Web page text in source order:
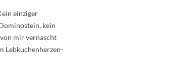
einziger
kein
mir vernascht
Lebkuchenherzen-